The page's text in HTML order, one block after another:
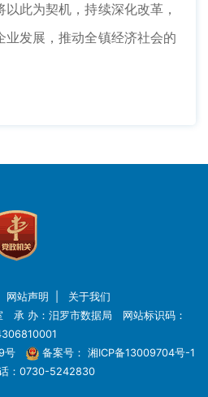
此为契机，持续深化改革，
业发展，推动全镇经济社会的
网站声明
关于我们
承 办：汨罗市数据局 网站标识码：
号
备案号： 湘ICP备13009704号-1
：0730-5242830